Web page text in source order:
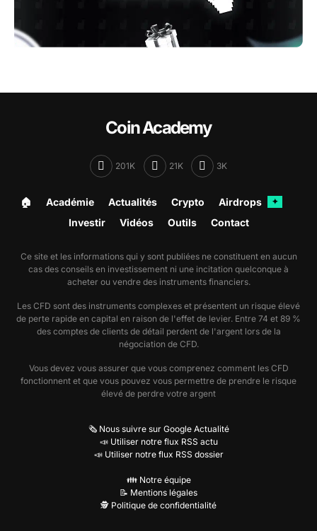
Coin Academy
201K 21K 3K
🏠︎ Académie Actualités Crypto Airdrops ✦
Investir Vidéos Outils Contact
Ce site et les informations qui y sont publiées ne constituent en aucun
cas des conseils en investissement ni une incitation quelconque à
acheter ou vendre des instruments financiers.
Les CFD sont des instruments complexes et présentent un risque élevé
de perte rapide en capital en raison de l'effet de levier. Entre 74 et 89 %
des comptes de clients de détail perdent de l'argent lors de la
négociation de CFD.
Vous devez vous assurer que vous comprenez comment les CFD
fonctionnent et que vous pouvez vous permettre de prendre le risque
élevé de perdre votre argent
🗞️ Nous suivre sur Google Actualité
📣 Utiliser notre flux RSS actu
📣 Utiliser notre flux RSS dossier
👪 Notre équipe
📝 Mentions légales
🕵️ Politique de confidentialité